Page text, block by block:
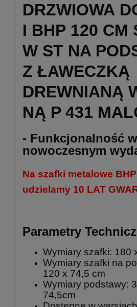
DRZWIOWA
I BHP 120 CM
W ST NA
Z ŁAWECZKĄ
DREWNIANĄ
NĄ P 431
- Funkcjonalność w
nowoczesnym
Na szafki metalowe
udzielamy 10 LAT
Parametry
Wymiary szafki: 180
Wymiary szafki na
120 x 74,5 cm
Wymiary podstawy:
74,5cm